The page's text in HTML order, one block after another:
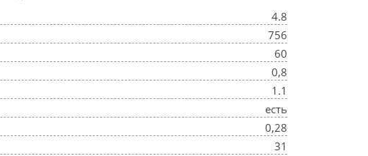
4.8
756
60
0,8
1.1
есть
0,28
31